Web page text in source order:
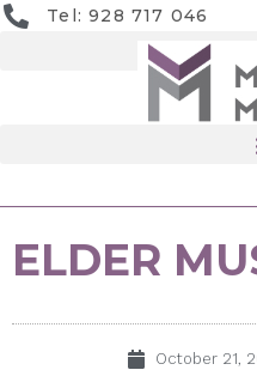
Tel: 928 717 046
ELDER
October 21,